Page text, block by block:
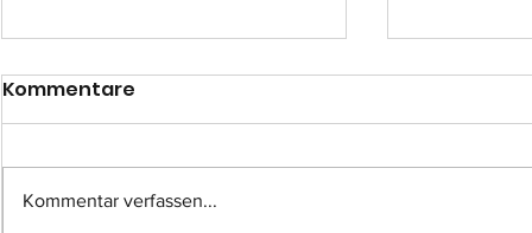
Einsatz-Nr.: 057
Kommentare
Kommentar verfassen...